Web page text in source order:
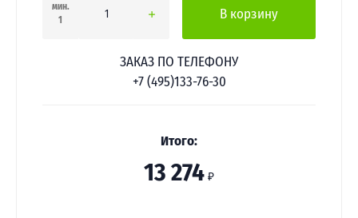
мин.
1
В корзину
ЗАКАЗ ПО ТЕЛЕФОНУ
+7 (495)133-76-30
Итого:
13 274 ₽